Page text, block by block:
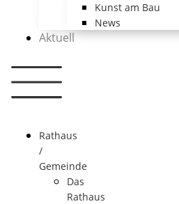
Kunst am Bau
News
Aktuell
Rathaus
/
Gemeinde
Das
Rathaus